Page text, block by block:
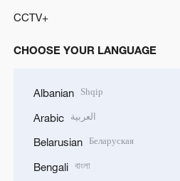
CCTV+
CHOOSE YOUR LANGUAGE
Albanian Shqip
Arabic العربية
Belarusian Беларуская
Bengali বাংলা